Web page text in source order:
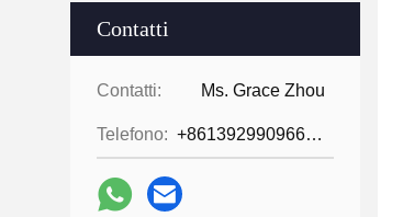
Contatti
Contatti: Ms. Grace Zhou
Telefono: +8613929909663--13690711186